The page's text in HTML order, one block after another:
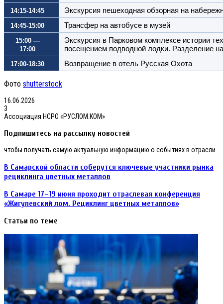
14:15-14:45 Экскурсия пешеходная обзорная на
14:45-15:00 Трансфер на автобусе в музей
15:00 —
17:00
Экскурсия в Парковом комплексе истории
посещением подводной лодки. Разделение
17:00-18:30 Возвращение в отель Русская Охота
Фото shutterstock
16.06.2026
3
Ассоциация НСРО «РУСЛОМ.КОМ»
Подпишитесь на рассылку новостей
чтобы получать самую актуальную информацию о событиях в отрасли
В
Самарской
области
соберутся
ключевые
участники
рециклинга
металлов
В Самарской области соберутся ключевые участники рынка
рециклинга цветных металлов
В
Самаре
17–
19
июня
проходит
конференция
«Жигулевский
металлов»
В Самаре 17–19 июня проходит отраслевая конференция
«Жигулевский лом. Рециклинг цветных металлов»
Статьи по теме